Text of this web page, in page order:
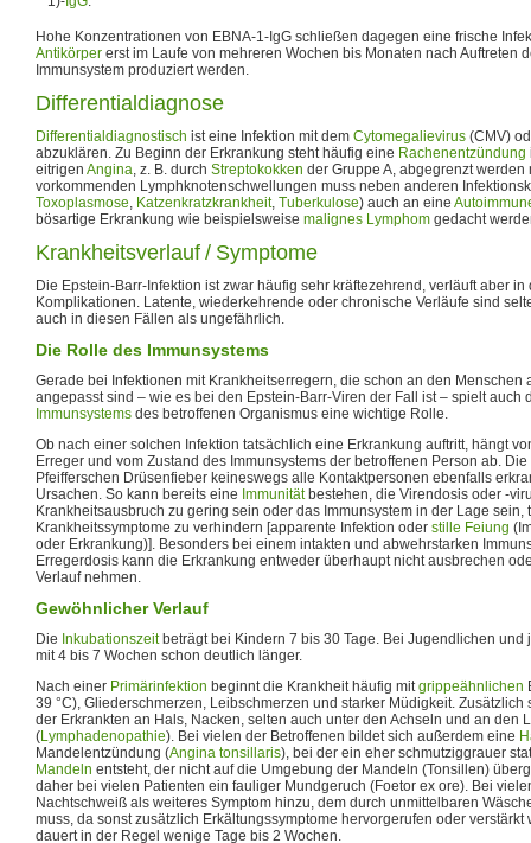
Hohe Konzentrationen von EBNA-1-IgG schließen dagegen eine frische
Antikörper erst im Laufe von mehreren Wochen bis Monaten nach Auftreten
Immunsystem produziert werden.
Differentialdiagnose
Differentialdiagnostisch ist eine Infektion mit dem Cytomegalievirus (CMV)
abzuklären. Zu Beginn der Erkrankung steht häufig eine Rachenentzündung
eitrigen Angina, z. B. durch Streptokokken der Gruppe A, abgegrenzt werden
vorkommenden Lymphknotenschwellungen muss neben anderen
Toxoplasmose, Katzenkratzkrankheit, Tuberkulose) auch an eine
bösartige Erkrankung wie beispielsweise malignes Lymphom gedacht
Krankheitsverlauf / Symptome
Die Epstein-Barr-Infektion ist zwar häufig sehr kräftezehrend, verläuft aber
Komplikationen. Latente, wiederkehrende oder chronische Verläufe sind
auch in diesen Fällen als ungefährlich.
Die Rolle des Immunsystems
Gerade bei Infektionen mit Krankheitserregern, die schon an den Menschen
angepasst sind – wie es bei den Epstein-Barr-Viren der Fall ist – spielt auch
Immunsystems des betroffenen Organismus eine wichtige Rolle.
Ob nach einer solchen Infektion tatsächlich eine Erkrankung auftritt, hängt
Erreger und vom Zustand des Immunsystems der betroffenen Person ab.
Pfeifferschen Drüsenfieber keineswegs alle Kontaktpersonen ebenfalls
Ursachen. So kann bereits eine Immunitätbestehen, die Virendosis oder -
Krankheitsausbruch zu gering sein oder das Immunsystem in der Lage sein,
Krankheitssymptome zu verhindern [apparente Infektion oder stille Feiung
oder Erkrankung)]. Besonders bei einem intakten und abwehrstarken
Erregerdosis kann die Erkrankung entweder überhaupt nicht ausbrechen
Verlauf nehmen.
Gewöhnlicher Verlauf
Die Inkubationszeitbeträgt bei Kindern 7 bis 30 Tage. Bei Jugendlichen und
mit 4 bis 7 Wochen schon deutlich länger.
Nach einer Primärinfektion beginnt die Krankheit häufig mitgrippeähnlichen
39 °C), Gliederschmerzen, Leibschmerzen und starker Müdigkeit.
der Erkrankten an Hals, Nacken, selten auch unter den Achseln und an den
(Lymphadenopathie). Bei vielen der Betroffenen bildet sich außerdem eine
Mandelentzündung (Angina tonsillaris), bei der ein eher schmutziggrauer
Mandeln entsteht, der nicht auf die Umgebung der Mandeln (Tonsillen)
daher bei vielen Patienten ein fauliger Mundgeruch (Foetor ex ore). Bei
Nachtschweiß als weiteres Symptom hinzu, dem durch unmittelbaren
muss, da sonst zusätzlich Erkältungssymptome hervorgerufen oder
dauert in der Regel wenige Tage bis 2 Wochen.